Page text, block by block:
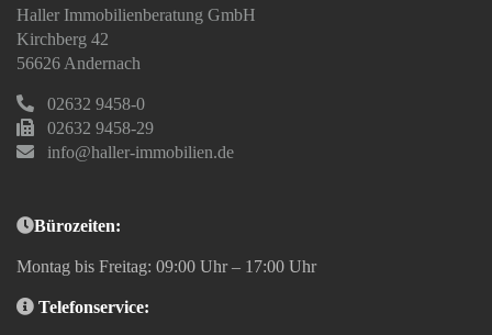
Haller Immobilienberatung GmbH
Kirchberg 42
56626 Andernach
02632 9458-0
02632 9458-29
info@haller-immobilien.de
Bürozeiten:
Montag bis Freitag: 09:00 Uhr – 17:00 Uhr
Telefonservice: